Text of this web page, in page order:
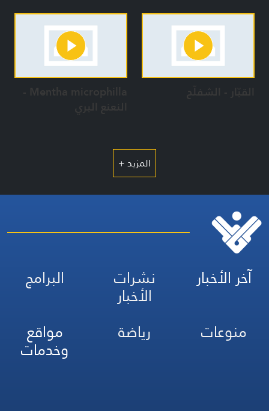
القبّار - الشفلّح
النعنع البري
المزيد +
آخر الأخبار نشرات
الأخبار
البرامج
منوعات
رياضة مواقع
وخدمات